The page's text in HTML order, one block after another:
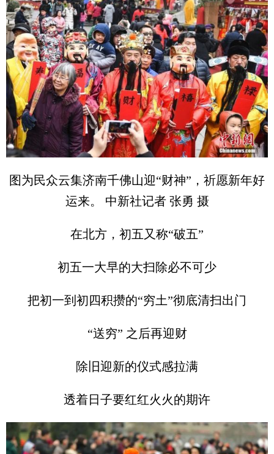
图为民众云集济南千佛山迎“财神”，祈愿新年好
运来。 中新社记者 张勇 摄
在北方，初五又称“破五”
初五一大早的大扫除必不可少
把初一到初四积攒的“穷土”彻底清扫出门
“送穷” 之后再迎财
除旧迎新的仪式感拉满
透着日子要红红火火的期许